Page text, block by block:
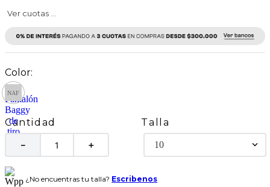
Ver cuotas ...
Cantidad
＋
－
Talla
10
¿No encuentras tu talla? Escribenos